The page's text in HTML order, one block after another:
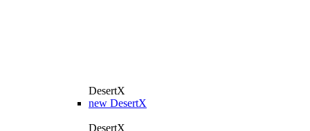
DesertX
new DesertX
DesertX